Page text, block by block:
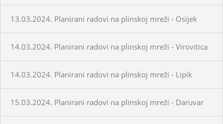
13.03.2024. Planirani radovi na plinskoj mreži - Osijek
14.03.2024. Planirani radovi na plinskoj mreži - Virovitica
14.03.2024. Planirani radovi na plinskoj mreži - Lipik
15.03.2024. Planirani radovi na plinskoj mreži - Daruvar